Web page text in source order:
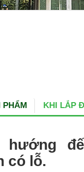
PHẨM KHI LẮP
hướng
có lỗ.